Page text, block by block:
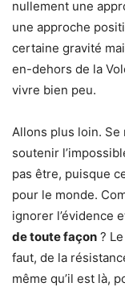
nullement une
une approche
certaine gravité
en-dehors de la
vivre bien peu.
Allons plus loin.
soutenir
pas être, puisque
pour le monde.
ignorer l’évidence
de toute façon ?
faut, de la
même qu’il est là,